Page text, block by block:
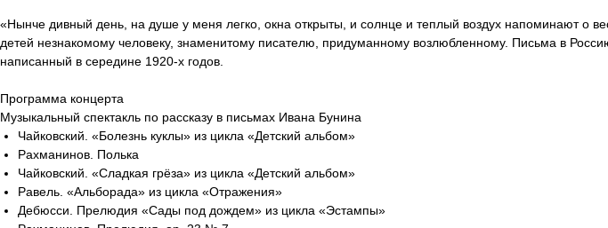
«Нынче дивный день, на душe у меня легко, окна открыты, и солнце и теплый воздух напоминают
детей незнакомому человеку, знаменитому писателю, придуманному возлюбленному. Письма в
написанный в середине 1920-х годов.
Программа концерта
Музыкальный спектакль по рассказу в письмах Ивана Бунина
Чайковский. «Болезнь куклы» из цикла «Детский альбом»
Рахманинов. Полька
Чайковский. «Сладкая грёза» из цикла «Детский альбом»
Равель. «Альборада» из цикла «Отражения»
Дебюсси. Прелюдия «Сады под дождем» из цикла «Эстампы»